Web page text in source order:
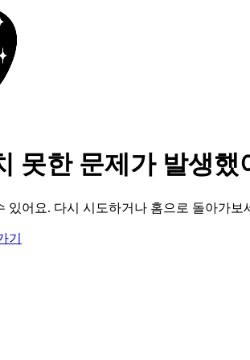
못한 문제가 발생했
있어요. 다시 시도하거나 홈으로 돌아가보
기